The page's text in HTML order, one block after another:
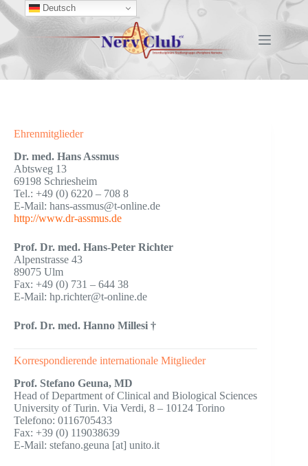
Zum
Inhalt
springen
Ehrenmitglieder
Dr. med. Hans Assmus
Abtsweg 13
69198 Schriesheim
Tel.: +49 (0) 6220 – 708 8
E-Mail: hans-assmus@t-online.de
http://www.dr-assmus.de
Prof. Dr. med. Hans-Peter Richter
Alpenstrasse 43
89075 Ulm
Fax: +49 (0) 731 – 644 38
E-Mail: hp.richter@t-online.de
Prof. Dr. med. Hanno Millesi †
Korrespondierende internationale Mitglieder
Prof. Stefano Geuna, MD
Head of Department of Clinical and Biological Sciences
University of Turin. Via Verdi, 8 – 10124 Torino
Telefono: 0116705433
Fax: +39 (0) 119038639
E-Mail: stefano.geuna [at] unito.it
Deutsch